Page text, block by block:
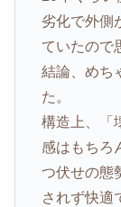
劣化で外側
ていたので
結論、めち
た。
構造上、「
感はもちろ
つ伏せの態
されず快適